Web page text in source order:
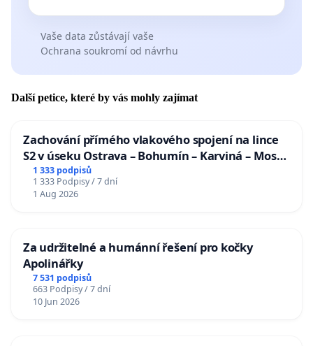
Vaše data zůstávají vaše
Ochrana soukromí od návrhu
Další petice, které by vás mohly zajímat
Zachování přímého vlakového spojení na lince
S2 v úseku Ostrava – Bohumín – Karviná – Mosty
u Jablunkova
1 333 podpisů
1 333 Podpisy / 7 dní
1 Aug 2026
Za udržitelné a humánní řešení pro kočky
Apolinářky
7 531 podpisů
663 Podpisy / 7 dní
10 Jun 2026